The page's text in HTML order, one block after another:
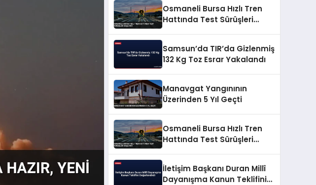
Osmaneli Bursa Hızlı Tren
Hattında Test Sürüşleri
Samsun’da TIR’da Gizlenmiş
132 Kg Toz Esrar Yakalandı
Manavgat Yangınının
Üzerinden 5 Yıl Geçti
Osmaneli Bursa Hızlı Tren
Hattında Test Sürüşleri
İletişim Başkanı Duran Millî
Dayanışma Kanun Teklifini